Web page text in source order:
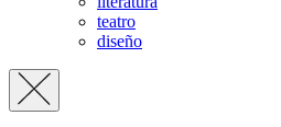
teatro
diseño